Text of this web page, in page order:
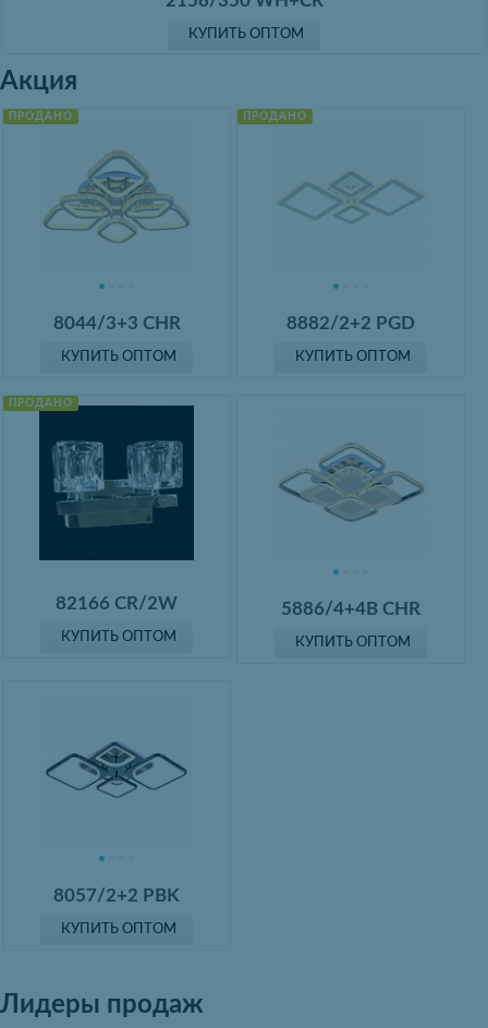
КУПИТЬ ОПТОМ
Акция
ПРОДАНО
8044/3+3 CHR
КУПИТЬ ОПТОМ
ПРОДАНО
8882/2+2 PGD
КУПИТЬ ОПТОМ
ПРОДАНО
82166 CR/2W
КУПИТЬ ОПТОМ
5886/4+4B CHR
КУПИТЬ ОПТОМ
8057/2+2 PBK
КУПИТЬ ОПТОМ
Лидеры продаж